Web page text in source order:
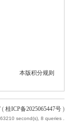
本版积分规则
( 桂ICP备2025065447号 )
second(s), 8 queries .